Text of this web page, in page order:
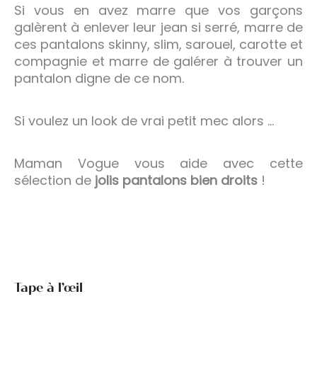
Si vous en avez marre que vos garçons
galèrent à enlever leur jean si serré, marre de
ces pantalons skinny, slim, sarouel, carotte et
compagnie et marre de galérer à trouver un
pantalon digne de ce nom.
Si voulez un look de vrai petit mec alors …
Maman Vogue vous aide avec cette
sélection de jolis pantalons bien droits !
Tape à l’œil